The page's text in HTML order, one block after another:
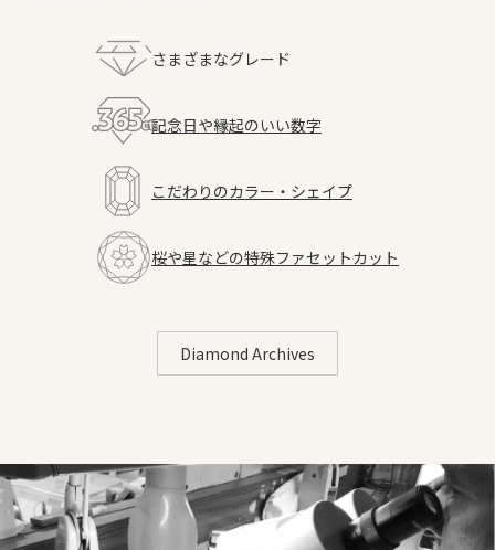
さまざまなグレード
記念日や縁起のいい数字
こだわりのカラー・シェイプ
桜や星などの特殊ファセットカット
Diamond Archives